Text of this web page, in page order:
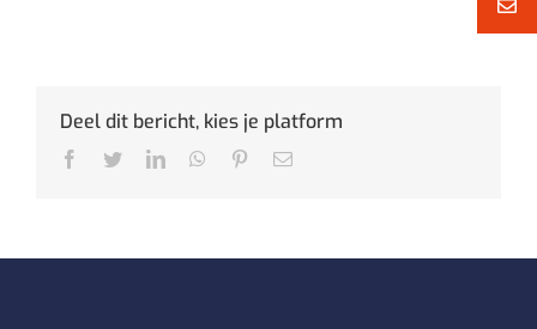
Deel dit bericht, kies je platform
Facebook
TwitterLinkedInWhatsApp
Pinterest
E-